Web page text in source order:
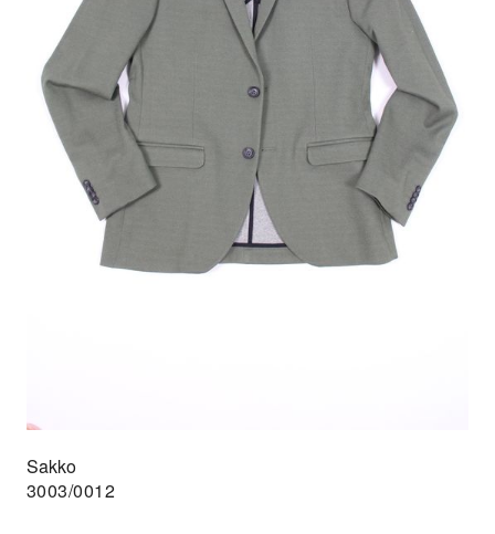
Sakko
3003/0012